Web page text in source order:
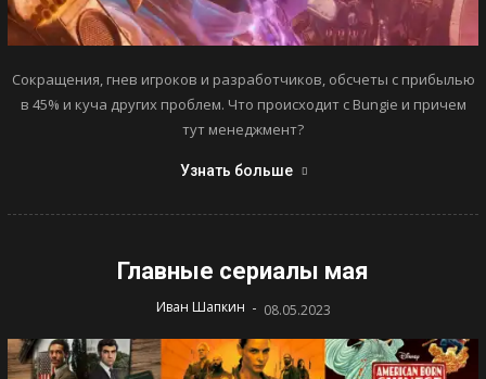
Сокращения, гнев игроков и разработчиков, обсчеты с прибылью
в 45% и куча других проблем. Что происходит с Bungie и причем
тут менеджмент?
Узнать больше
Главные сериалы мая
Иван Шапкин - 08.05.2023